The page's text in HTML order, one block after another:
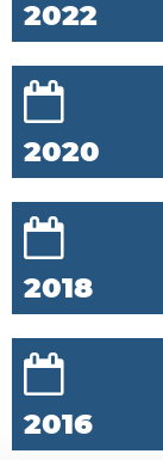
2022
2020
2018
2016